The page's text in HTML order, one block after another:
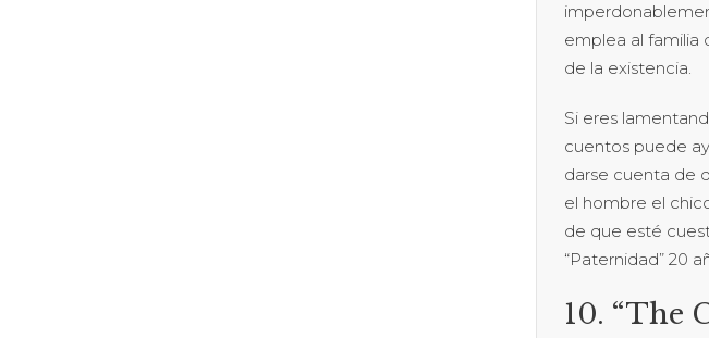
emplea al familia
de la existencia.
Si eres
cuentos puede
darse cuenta de
el hombre el
de que esté
“Paternidad” 20
10. “The